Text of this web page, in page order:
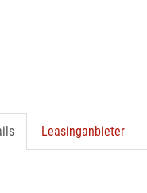
Leasinganbieter